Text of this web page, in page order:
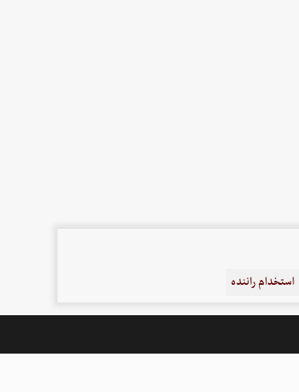
استخدام راننده